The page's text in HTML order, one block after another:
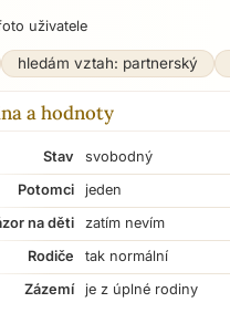
hledám vztah: partnerský
a hodnoty
Stav
svobodný
Potomci
jeden
na děti
zatím nevím
Rodiče
tak normální
Zázemí
je z úplné rodiny